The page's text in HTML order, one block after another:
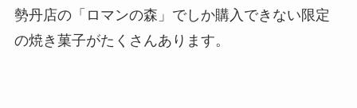
勢丹店の「ロマンの森」でしか購入できない限定
の焼き菓子がたくさんあります。